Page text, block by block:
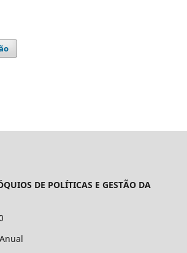
DE POLÍTICAS E GESTÃO DA